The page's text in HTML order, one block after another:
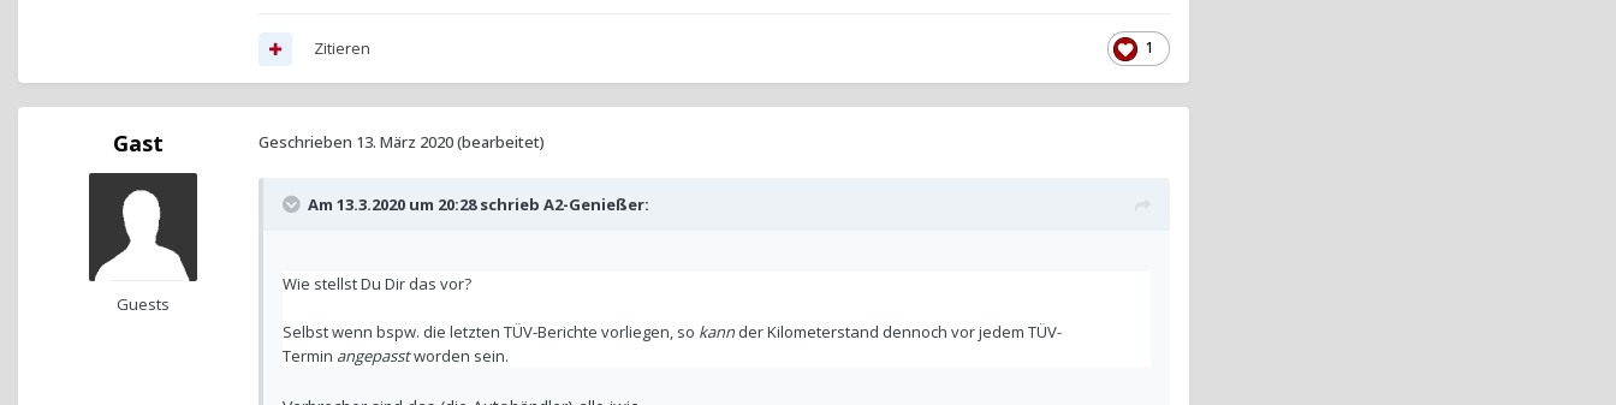
1
Zitieren
Gast
Guests
Geschrieben 13. März 2020(bearbeitet)
Am 13.3.2020 um 20:28 schrieb A2-Genießer:
Wie stellst Du Dir das vor?
Selbst wenn bspw. die letzten TÜV-Berichte vorliegen, so kannder Kilometerstand dennoch vor jedem TÜV-
Termin angepasstworden sein.